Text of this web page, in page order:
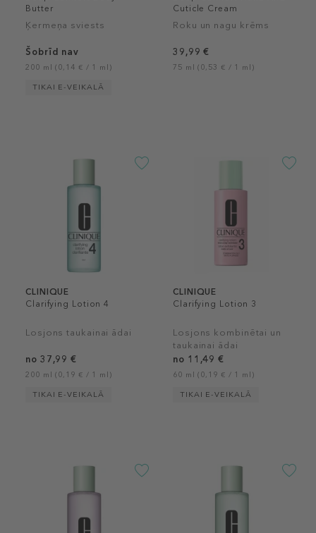
Butter
Ķermeņa sviests
Šobrīd nav
200 ml (0,14 € / 1 ml)
TIKAI E-VEIKALĀ
Cuticle Cream
Roku un nagu krēms
39,99 €
75 ml (0,53 € / 1 ml)
CLINIQUE
Clarifying Lotion 4
Losjons taukainai ādai
no 37,99 €
200 ml (0,19 € / 1 ml)
TIKAI E-VEIKALĀ
CLINIQUE
Clarifying Lotion 3
Losjons kombinētai un
taukainai ādai
no 11,49 €
60 ml (0,19 € / 1 ml)
TIKAI E-VEIKALĀ